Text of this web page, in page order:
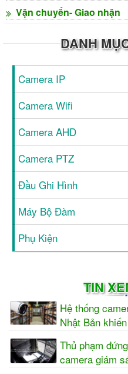
Vận chuyển- Giao nhận
DANH
Camera IP
Camera Wifi
Camera AHD
Camera PTZ
Đầu Ghi Hình
Máy Bộ Đàm
Phụ Kiện
TIN
Hệ thống
Nhật Bản
Thủ phạm
camera giám